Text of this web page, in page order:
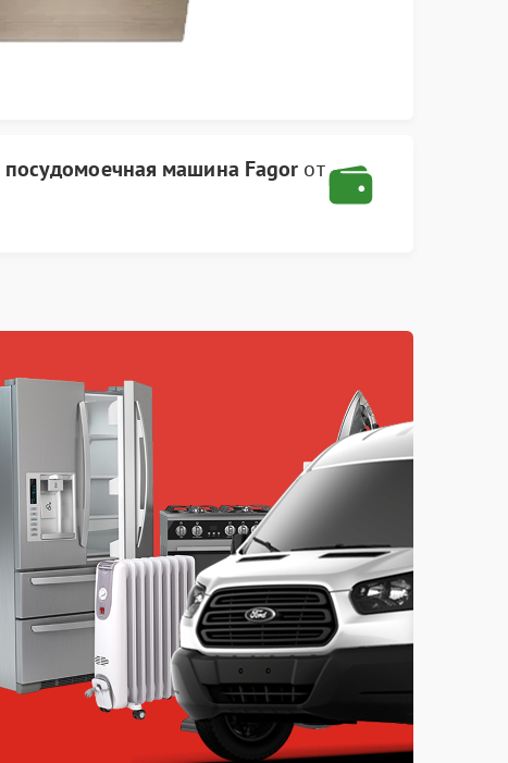
посудомоечная машина Fagor от